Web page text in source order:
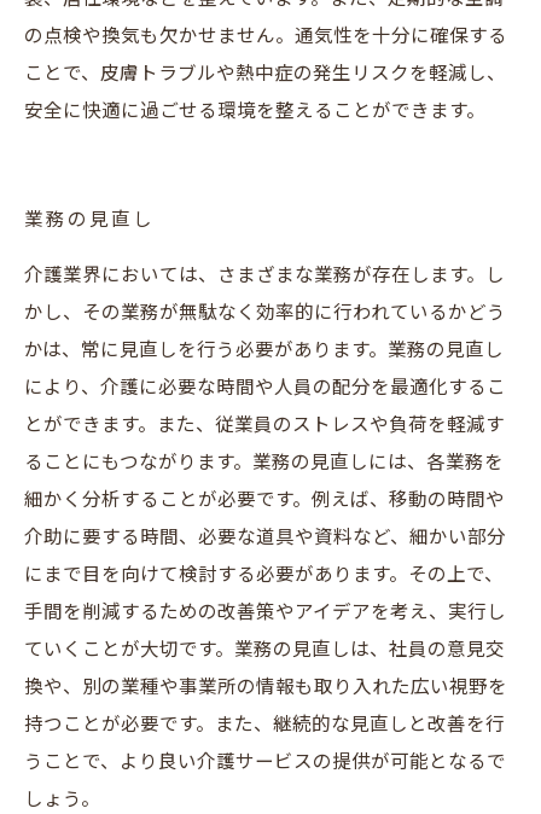
の点検や換気も欠かせません。通気性を十分に確保する
ことで、皮膚トラブルや熱中症の発生リスクを軽減し、
安全に快適に過ごせる環境を整えることができます。
業務の見直し
介護業界においては、さまざまな業務が存在します。し
かし、その業務が無駄なく効率的に行われているかどう
かは、常に見直しを行う必要があります。業務の見直し
により、介護に必要な時間や人員の配分を最適化するこ
とができます。また、従業員のストレスや負荷を軽減す
ることにもつながります。業務の見直しには、各業務を
細かく分析することが必要です。例えば、移動の時間や
介助に要する時間、必要な道具や資料など、細かい部分
にまで目を向けて検討する必要があります。その上で、
手間を削減するための改善策やアイデアを考え、実行し
ていくことが大切です。業務の見直しは、社員の意見交
換や、別の業種や事業所の情報も取り入れた広い視野を
持つことが必要です。また、継続的な見直しと改善を行
うことで、より良い介護サービスの提供が可能となるで
しょう。